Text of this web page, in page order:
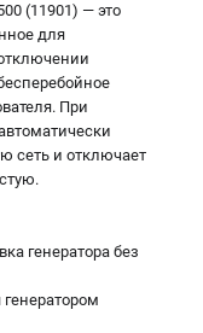
(11901) — это
для
При
сеть и отключает
генератора без